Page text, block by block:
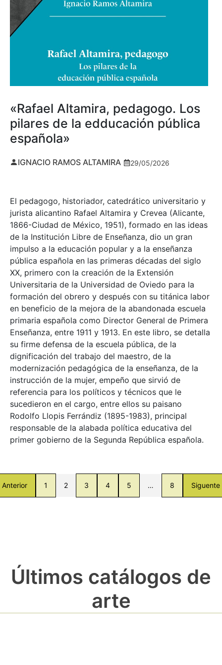
«Rafael Altamira, pedagogo. Los
pilares de la edducación pública
española»
IGNACIO RAMOS ALTAMIRA 29/05/2026
El pedagogo, historiador, catedrático universitario y
jurista alicantino Rafael Altamira y Crevea (Alicante,
1866-Ciudad de México, 1951), formado en las ideas
de la Institución Libre de Enseñanza, dio un gran
impulso a la educación popular y a la enseñanza
pública española en las primeras décadas del siglo
XX, primero con la creación de la Extensión
Universitaria de la Universidad de Oviedo para la
formación del obrero y después con su titánica labor
en beneficio de la mejora de la abandonada escuela
primaria española como Director General de Primera
Enseñanza, entre 1911 y 1913. En este libro, se detalla
su firme defensa de la escuela pública, de la
dignificación del trabajo del maestro, de la
modernización pedagógica de la enseñanza, de la
instrucción de la mujer, empeño que sirvió de
referencia para los políticos y técnicos que le
sucedieron en el cargo, entre ellos su paisano
Rodolfo Llopis Ferrándiz (1895-1983), principal
responsable de la alabada política educativa del
primer gobierno de la Segunda República española.
Anterior 1 2 3 4 5 … 8 Siguente
Últimos catálogos de
arte